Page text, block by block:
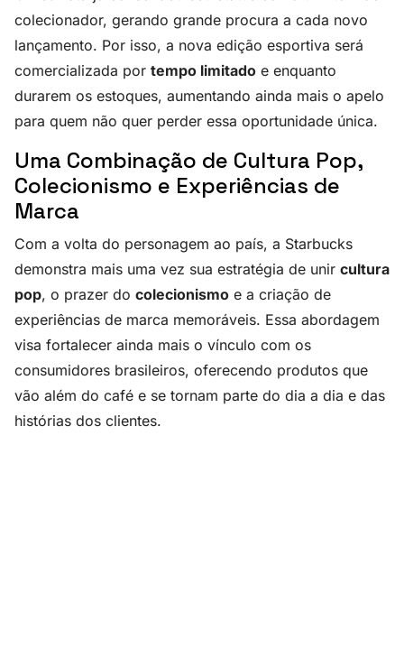
colecionador, gerando grande procura a cada novo
lançamento. Por isso, a nova edição esportiva será
comercializada por tempo limitado e enquanto
durarem os estoques, aumentando ainda mais o apelo
para quem não quer perder essa oportunidade única.
Uma Combinação de Cultura Pop,
Colecionismo e Experiências de
Marca
Com a volta do personagem ao país, a Starbucks
demonstra mais uma vez sua estratégia de unir cultura
pop, o prazer do colecionismo e a criação de
experiências de marca memoráveis. Essa abordagem
visa fortalecer ainda mais o vínculo com os
consumidores brasileiros, oferecendo produtos que
vão além do café e se tornam parte do dia a dia e das
histórias dos clientes.